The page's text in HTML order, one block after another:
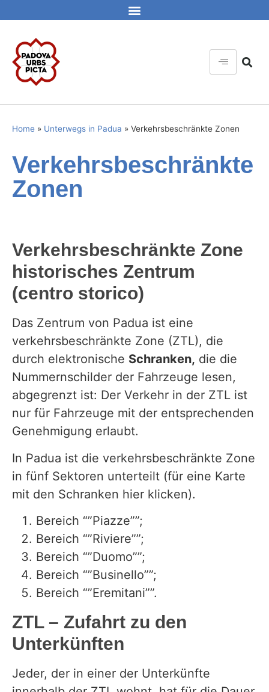
Home » Unterwegs in Padua » Verkehrsbeschränkte Zonen
Verkehrsbeschränkte
Zonen
Verkehrsbeschränkte Zone
historisches Zentrum
(centro storico)
Das Zentrum von Padua ist eine
verkehrsbeschränkte Zone (ZTL), die
durch elektronische Schranken, die die
Nummernschilder der Fahrzeuge lesen,
abgegrenzt ist: Der Verkehr in der ZTL ist
nur für Fahrzeuge mit der entsprechenden
Genehmigung erlaubt.
In Padua ist die verkehrsbeschränkte Zone
in fünf Sektoren unterteilt (für eine Karte
mit den Schranken hier klicken).
Bereich “”Piazze””;
Bereich “”Riviere””;
Bereich “”Duomo””;
Bereich “”Businello””;
Bereich “”Eremitani””.
ZTL – Zufahrt zu den
Unterkünften
Jeder, der in einer der Unterkünfte